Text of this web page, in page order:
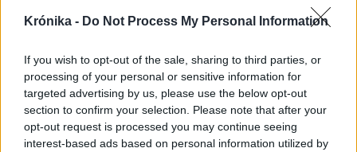
Krónika - Do Not Process My Personal Information
If you wish to opt-out of the sale, sharing to third parties, or
processing of your personal or sensitive information for
targeted advertising by us, please use the below opt-out
section to confirm your selection. Please note that after your
opt-out request is processed you may continue seeing
interest-based ads based on personal information utilized by